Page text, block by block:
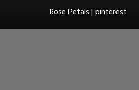
Rose Petals | pinterest